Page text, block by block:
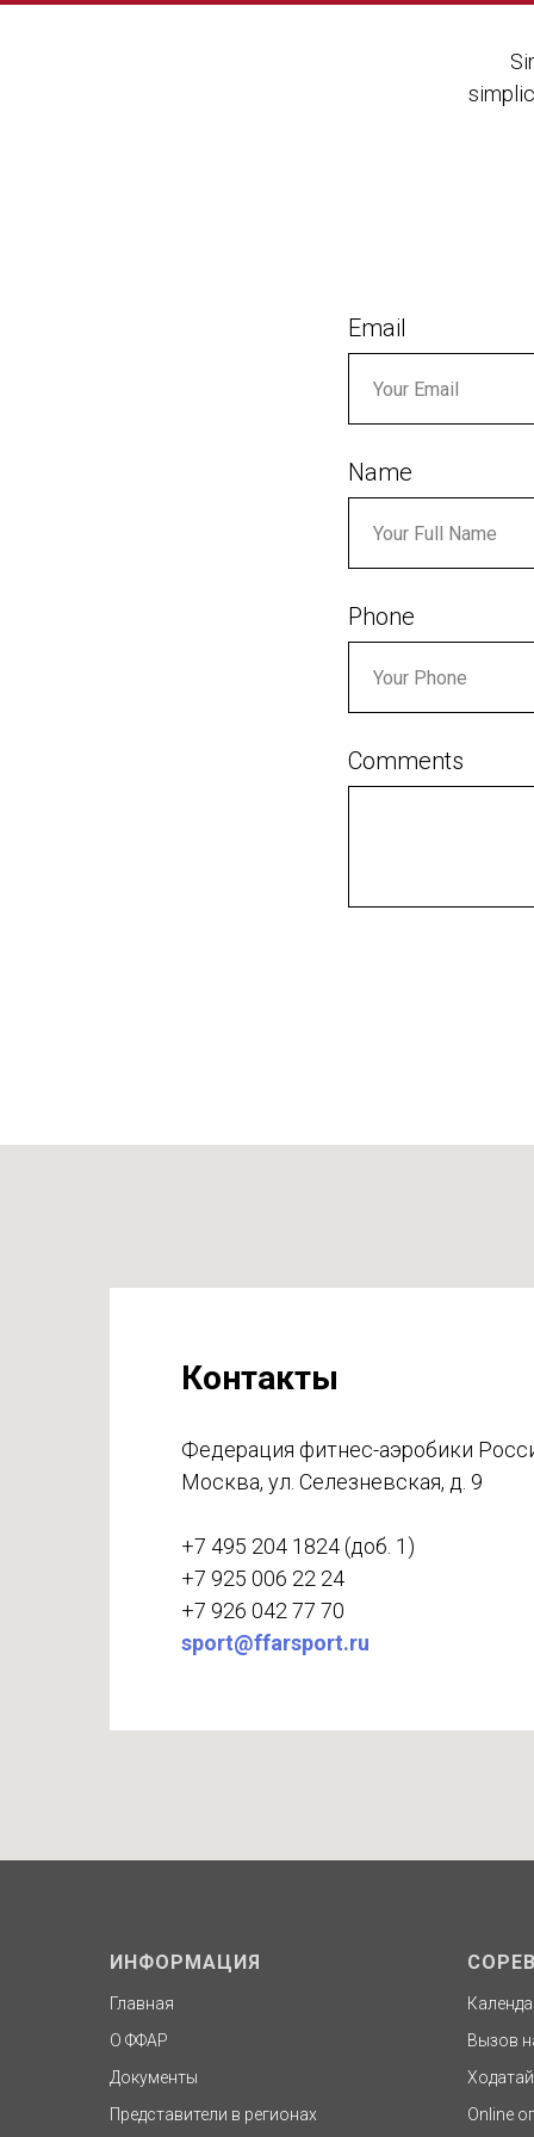
Email
Name
Phone
Comments
Контакты
Федерация фитнес-аэробики
Москва, ул. Селезневская, д. 9
+7 495 204 1824 (доб. 1)
+7 925 006 22 24
+7 926 042 77 70
sport@ffarsport.ru
ИНФОРМАЦИЯ
Главная
О ФФАР
Документы
Представители в регионах
Вызов
Online